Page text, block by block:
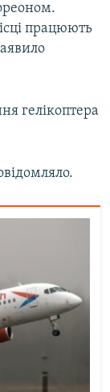
працюють
гелікоптера